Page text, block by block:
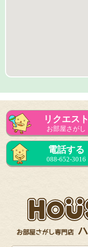
リクエスト
お部屋さがし
電話する
088-652-3016